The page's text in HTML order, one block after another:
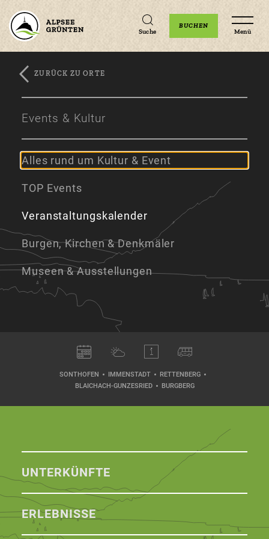
Zum
Zur
Zum
Suche
BUCHEN
Menü
ZURÜCK ZU ORTE
Events & Kultur
Alles rund um Kultur & Event
TOP Events
Veranstaltungskalender
Burgen, Kirchen & Denkmäler
Museen & Ausstellungen
SONTHOFEN IMMENSTADT
RETTENBERG
BLAICHACH-GUNZESRIED
BURGBERG
UNTERKÜNFTE
ERLEBNISSE
Unterkünfte Veranstaltungen